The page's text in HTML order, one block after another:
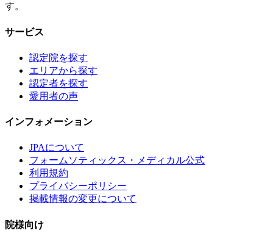
す。
サービス
認定院を探す
エリアから探す
認定者を探す
愛用者の声
インフォメーション
JPAについて
フォームソティックス・メディカル公式
利用規約
プライバシーポリシー
掲載情報の変更について
院様向け